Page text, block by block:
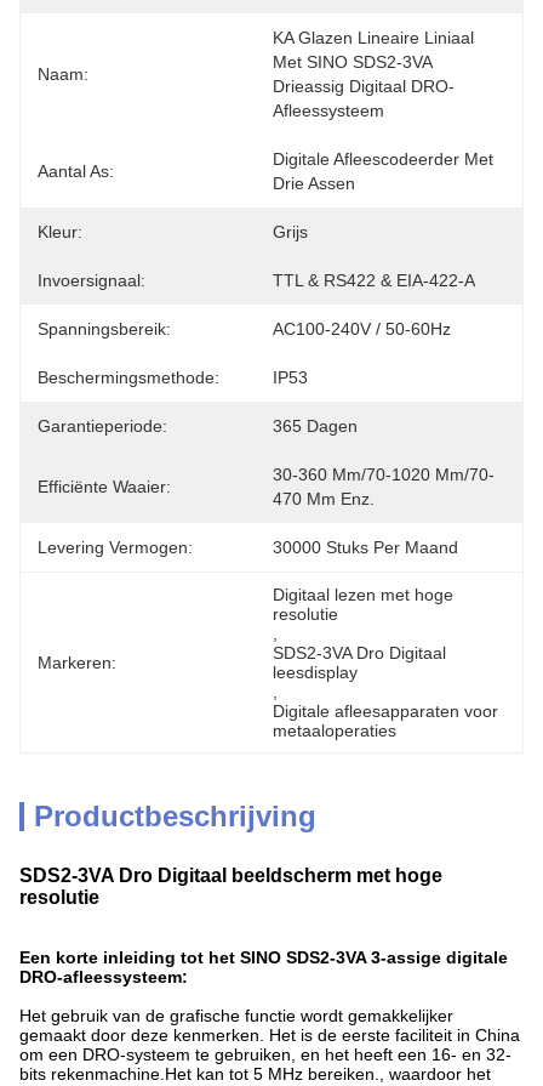
Naam:
KA Glazen Lineaire Liniaal
Met SINO SDS2-3VA
Drieassig Digitaal DRO-
Afleessysteem
Aantal As:
Digitale Afleescodeerder Met
Drie Assen
Kleur: Grijs
Invoersignaal: TTL & RS422 & EIA-422-A
Spanningsbereik: AC100-240V / 50-60Hz
Beschermingsmethode: IP53
Garantieperiode: 365 Dagen
Efficiënte Waaier:
30-360 Mm/70-1020 Mm/70-
470 Mm Enz.
Levering Vermogen: 30000 Stuks Per Maand
Markeren:
Digitaal lezen met hoge
resolutie
SDS2-3VA Dro Digitaal
leesdisplay
Digitale afleesapparaten voor
metaaloperaties
Productbeschrijving
SDS2-3VA Dro Digitaal beeldscherm met hoge
resolutie
Een korte inleiding tot het SINO SDS2-3VA 3-assige digitale
DRO-afleessysteem:
Het gebruik van de grafische functie wordt gemakkelijker
gemaakt door deze kenmerken. Het is de eerste faciliteit in China
om een DRO-systeem te gebruiken, en het heeft een 16- en 32-
bits rekenmachine.Het kan tot 5 MHz bereiken., waardoor het